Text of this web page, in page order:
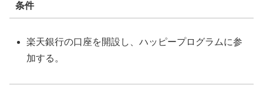
条件
楽天銀行の口座を開設し、ハッピープログラムに参
加する。